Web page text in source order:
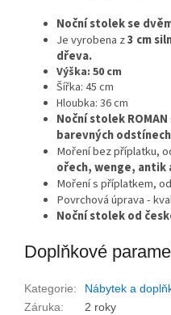
Noční stolek se
Je vyrobena z3 cm
dřeva.
Výška: 50 cm
Šířka: 45 cm
Hloubka: 36 cm
Noční stolekROMAN
barevných
Moření bez příplatku,
ořech, wenge, antik
Moření s příplatkem,
Povrchová úprava -
Noční stolek od
Doplňkové
Kategorie:
Nábytek a
Záruka:
2 roky